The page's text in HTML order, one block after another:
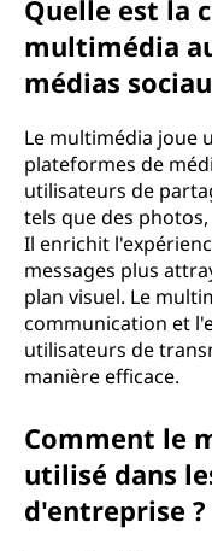
Quelle est la
multimédia
médias
Le multimédia joue
plateformes de
utilisateurs de
tels que des
Il enrichit
messages plus
plan visuel. Le
communication et
utilisateurs de
manière efficace.
Comment le
utilisé dans
d'entreprise ?